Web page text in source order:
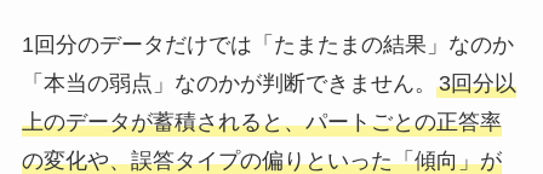
1回分のデータだけでは「たまたまの結果」なのか
「本当の弱点」なのかが判断できません。 3回分以
上のデータが蓄積されると、パートごとの正答率
の変化や、誤答タイプの偏りといった「傾向」が